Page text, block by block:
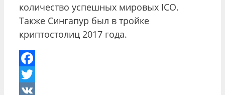
количество успешных мировых ICO.
Также Сингапур был в тройке
криптостолиц 2017 года.
Facebook
Twitter